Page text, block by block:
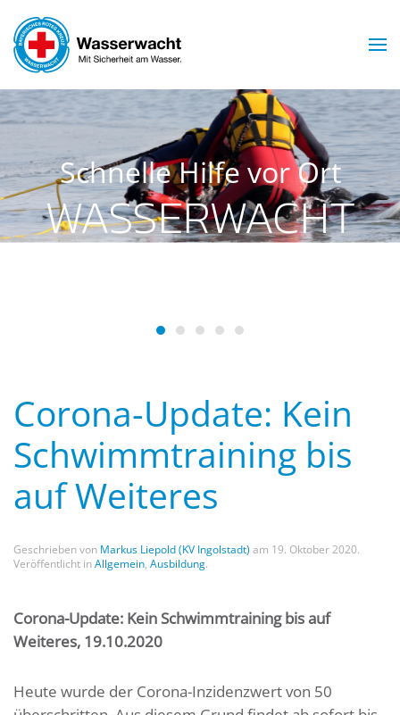
Skip to main content
Schnelle Hilfe vor Ort
WASSERWACHT
Wasserwacht Ingolstadt
Wasserwacht Ingolstadt
Wasserwacht Ingolstadt
Wasserwacht Ingolstadt
Corona-Update: Kein
Schwimmtraining bis
auf Weiteres
Geschrieben von Markus Liepold (KV Ingolstadt) am 19. Oktober 2020.
Veröffentlicht inAllgemein, Ausbildung.
Corona-Update: Kein Schwimmtraining bis auf
Weiteres, 19.10.2020
Heute wurde der Corona-Inzidenzwert von 50